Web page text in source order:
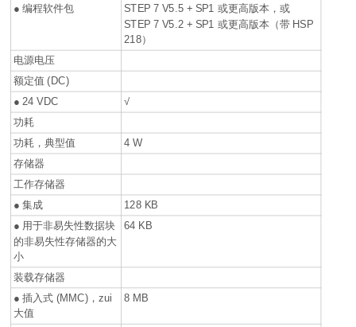
● 编程软件包
STEP 7 V5.5 + SP1 或更高版本，或
STEP 7 V5.2 + SP1 或更高版本（带 HSP
218）
电源电压
额定值 (DC)
● 24 VDC
√
功耗
功耗，典型值
4 W
存储器
工作存储器
● 集成
128 KB
● 用于非易失性数据块
的非易失性存储器的大
小
64 KB
装载存储器
● 插入式 (MMC)，zui
大值
8 MB